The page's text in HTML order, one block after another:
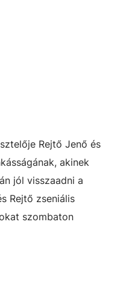
Rejtő Jenő és
akinek
jól visszaadni a
Rejtő zseniális
szombaton